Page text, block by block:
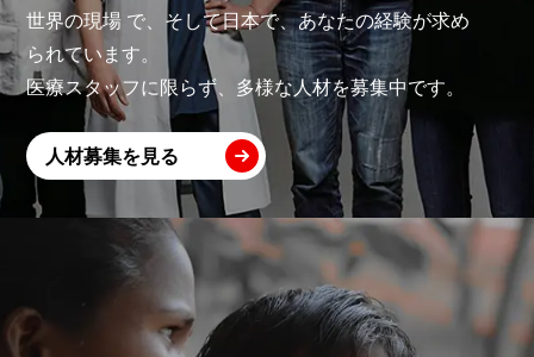
世界の現場 で、そして日本で、あなたの経験が求め
られています。
医療スタッフに限らず、多様な人材を募集中です。
人材募集を見る